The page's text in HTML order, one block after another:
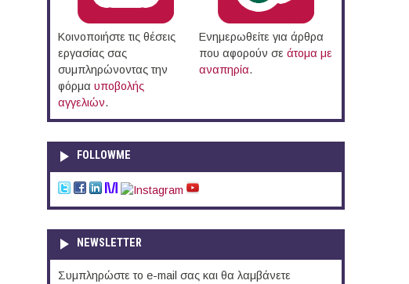
Κοινοποιήστε τις θέσεις
εργασίας σας
συμπληρώνοντας την
φόρμα υποβολής
αγγελιών.
Ενημερωθείτε για άρθρα
που αφορούν σε άτομα με
αναπηρία.
FOLLOWME
NEWSLETTER
Συμπληρώστε το e-mail σας και θα λαμβάνετε